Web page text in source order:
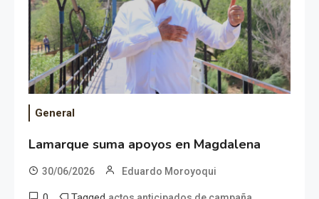
General
Lamarque suma apoyos en Magdalena
30/06/2026 Eduardo Moroyoqui